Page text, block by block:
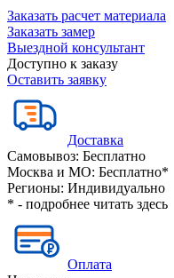
Заказать расчет материала
Заказать замер
Выездной консультант
Доступно к заказу
Оставить заявку
Доставка
Самовывоз: Бесплатно
Москва и МО: Бесплатно*
Регионы: Индивидуально
* - подробнее читать здесь
Оплата